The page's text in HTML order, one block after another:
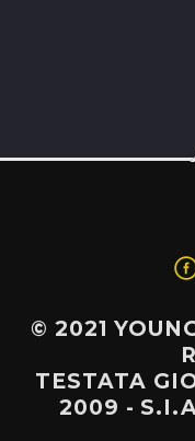
© 2021
TESTATA
2009 -